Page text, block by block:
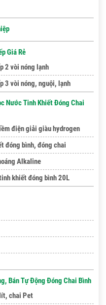
Giá Rẻ
2 vòi nóng lạnh
3 vòi nóng, nguội, lạnh
Nước Tinh Khiết Đóng Chai
điện giải giàu hydrogen
đóng bình, đóng chai
Alkaline
khiết đóng bình 20L
Bán Tự Động Đóng Chai Bình
chai Pet